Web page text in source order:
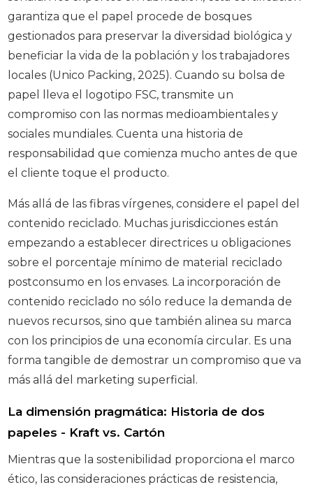
garantiza que el papel procede de bosques
gestionados para preservar la diversidad biológica y
beneficiar la vida de la población y los trabajadores
locales (Unico Packing, 2025). Cuando su bolsa de
papel lleva el logotipo FSC, transmite un
compromiso con las normas medioambientales y
sociales mundiales. Cuenta una historia de
responsabilidad que comienza mucho antes de que
el cliente toque el producto.
Más allá de las fibras vírgenes, considere el papel del
contenido reciclado. Muchas jurisdicciones están
empezando a establecer directrices u obligaciones
sobre el porcentaje mínimo de material reciclado
postconsumo en los envases. La incorporación de
contenido reciclado no sólo reduce la demanda de
nuevos recursos, sino que también alinea su marca
con los principios de una economía circular. Es una
forma tangible de demostrar un compromiso que va
más allá del marketing superficial.
La dimensión pragmática: Historia de dos
papeles - Kraft vs. Cartón
Mientras que la sostenibilidad proporciona el marco
ético, las consideraciones prácticas de resistencia,